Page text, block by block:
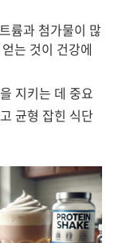
륨과 첨가물이 많
는 것이 건강에
지키는 데 중요
균형 잡힌 식단